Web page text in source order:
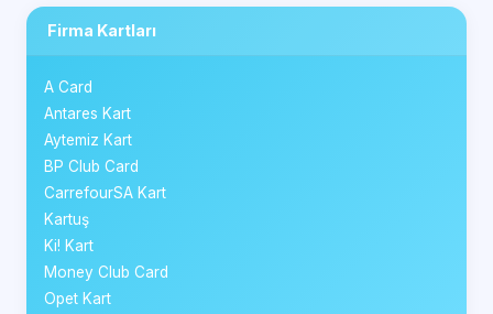
Firma Kartları
A Card
Antares Kart
Aytemiz Kart
BP Club Card
CarrefourSA Kart
Kartuş
Ki! Kart
Money Club Card
Opet Kart